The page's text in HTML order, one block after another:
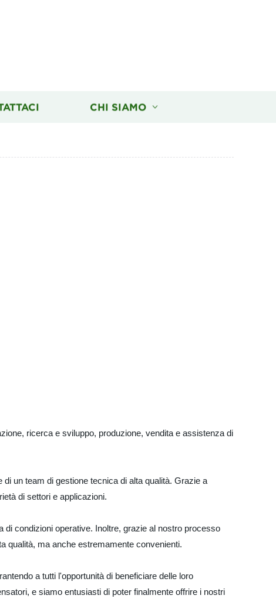
CHI SIAMO
ricerca e sviluppo, produzione, vendita e assistenza di
un team di gestione tecnica di alta qualità. Grazie a
di settori e applicazioni.
di condizioni operative. Inoltre, grazie al nostro processo
qualità, ma anche estremamente convenienti.
a tutti l'opportunità di beneficiare delle loro
e siamo entusiasti di poter finalmente offrire i nostri